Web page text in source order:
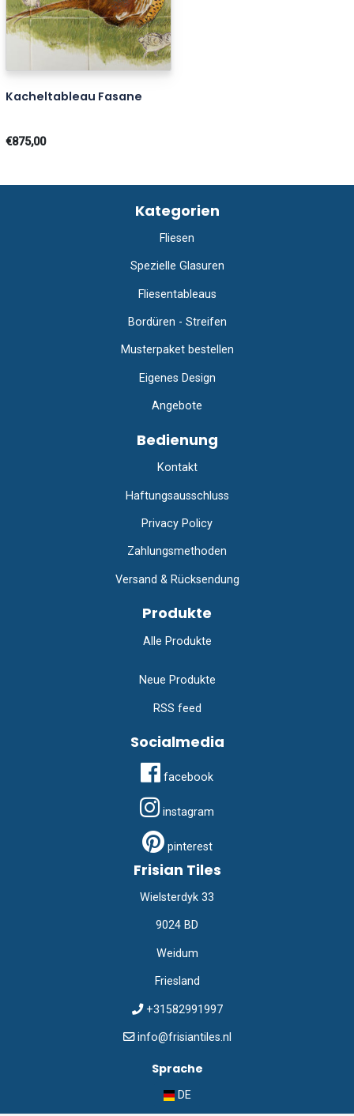
Kacheltableau Fasane
€875,00
Kategorien
Fliesen
Spezielle Glasuren
Fliesentableaus
Bordüren - Streifen
Musterpaket bestellen
Eigenes Design
Angebote
Bedienung
Kontakt
Haftungsausschluss
Privacy Policy
Zahlungsmethoden
Versand & Rücksendung
Produkte
Alle Produkte
Neue Produkte
RSS feed
Socialmedia
facebook
instagram
pinterest
Frisian Tiles
Wielsterdyk 33
9024 BD
Weidum
Friesland
+31582991997
info@frisiantiles.nl
Sprache
DE